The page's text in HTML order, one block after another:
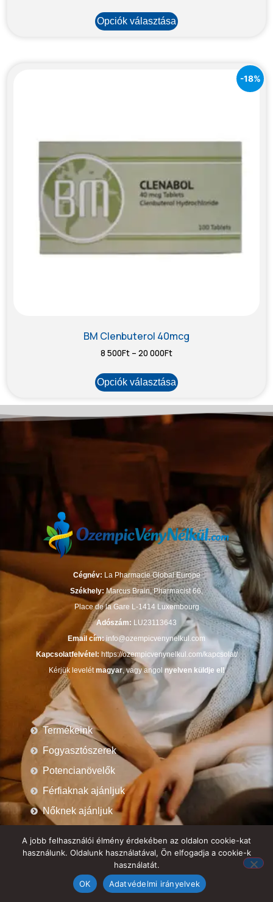
Opciók választása
-18%
BM Clenbuterol 40mcg
8 500Ft – 20 000Ft
Opciók választása
Cégnév: La Pharmacie Global Europe
Székhely: Marcus Brain, Pharmacist 66,
Place de la Gare L-1414 Luxembourg
Adószám: LU23113643
Email cím: info@ozempicvenynelkul.com
Kapcsolatfelvétel: https://ozempicvenynelkul.com/kapcsolat/
Kérjük levelétmagyar, vagy angol nyelven küldje el!
Termékeink
Fogyasztószerek
Potencianövelők
Férfiaknak ajánljuk
Nőknek ajánljuk
Garancia
A jobb felhasználói élmény érdekében az oldalon cookie-kat
használunk. Oldalunk használatával, Ön elfogadja a cookie-k
használatát.
OK
Adatvédelmi irányelvek